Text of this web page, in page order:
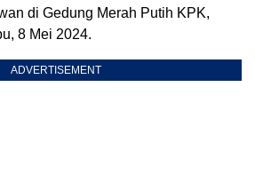
di Gedung Merah Putih KPK,
8 Mei 2024.
ADVERTISEMENT